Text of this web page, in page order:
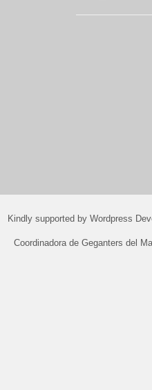
Kindly supported by Wordpress
Coordinadora de Geganters del